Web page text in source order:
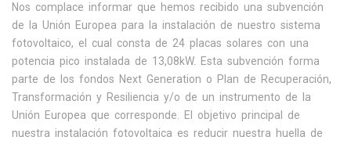
Nos complace informar que hemos recibido una subvención
de la Unión Europea para la instalación de nuestro sistema
fotovoltaico, el cual consta de 24 placas solares con una
potencia pico instalada de 13,08kW. Esta subvención forma
parte de los fondos Next Generation o Plan de Recuperación,
Transformación y Resiliencia y/o de un instrumento de la
Unión Europea que corresponde. El objetivo principal de
nuestra instalación fotovoltaica es reducir nuestra huella de